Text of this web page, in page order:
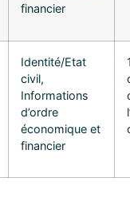
financier
Identité/Etat
civil,
Informations
d’ordre
économique et
financier